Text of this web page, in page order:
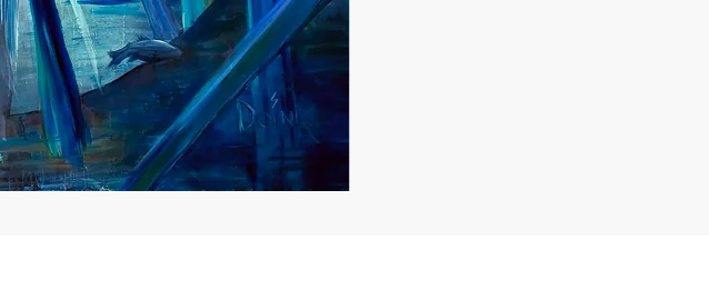
Mowi Spain
Mowi Turkey
Mowi USA